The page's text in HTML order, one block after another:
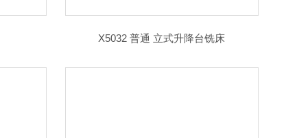
X5032 普通 立式升降台铣床